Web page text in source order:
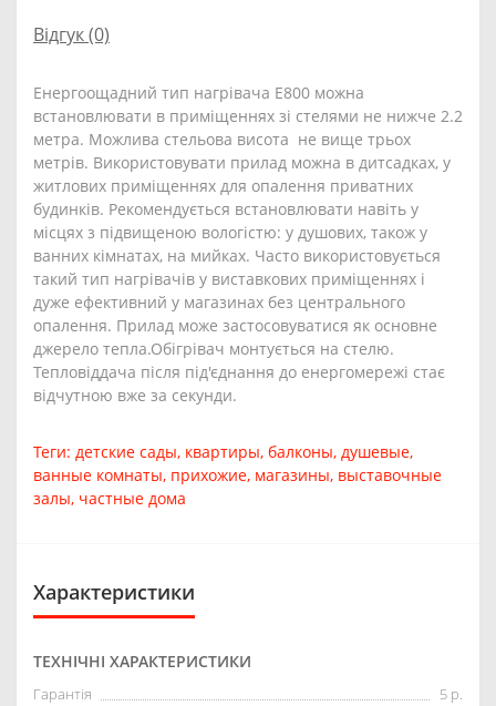
Відгук (0)
Енергоощадний тип нагрівача Е800 можна
встановлювати в приміщеннях зі стелями не нижче 2.2
метра. Можлива стельова висота не вище трьох
метрів. Використовувати прилад можна в дитсадках, у
житлових приміщеннях для опалення приватних
будинків. Рекомендується встановлювати навіть у
місцях з підвищеною вологістю: у душових, також у
ванних кімнатах, на мийках. Часто використовується
такий тип нагрівачів у виставкових приміщеннях і
дуже ефективний у магазинах без центрального
опалення. Прилад може застосовуватися як основне
джерело тепла.Обігрівач монтується на стелю.
Тепловіддача після під'єднання до енергомережі стає
відчутною вже за секунди.
Теги: детские сады, квартиры, балконы, душевые,
ванные комнаты, прихожие, магазины, выставочные
залы, частные дома
Характеристики
ТЕХНІЧНІ ХАРАКТЕРИСТИКИ
Гарантія
5 р.